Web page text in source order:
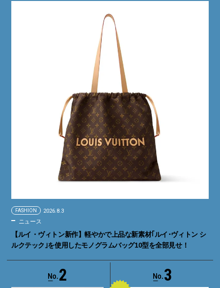
FASHION 2026.8.3
ニュース
【ルイ・ヴィトン新作】軽やかで上品な新素材｢ルイ･ヴィトン シ
ルクテック｣を使用したモノグラムバッグ10型を全部見せ！
2 3